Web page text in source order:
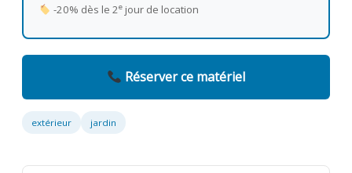
-20% dès le 2ejour de location
Réserver ce matériel
extérieur jardin